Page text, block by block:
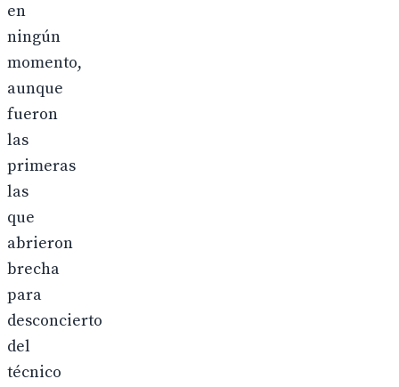
en
ningún
momento,
aunque
fueron
las
primeras
las
que
abrieron
brecha
para
desconcierto
del
técnico